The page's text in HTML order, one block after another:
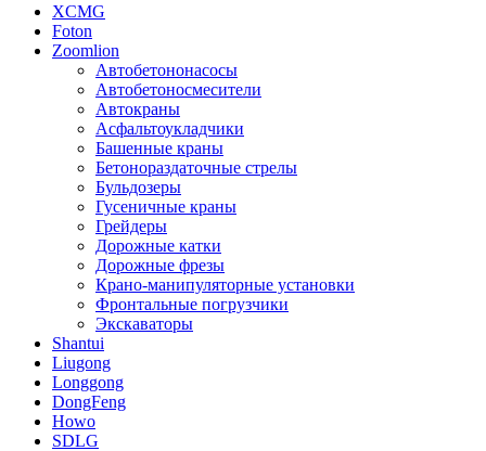
XCMG
Foton
Zoomlion
Автобетононасосы
Автобетоносмесители
Автокраны
Асфальтоукладчики
Башенные краны
Бетонораздаточные стрелы
Бульдозеры
Гусеничные краны
Грейдеры
Дорожные катки
Дорожные фрезы
Крано-манипуляторные установки
Фронтальные погрузчики
Экскаваторы
Shantui
Liugong
Longgong
DongFeng
Howo
SDLG